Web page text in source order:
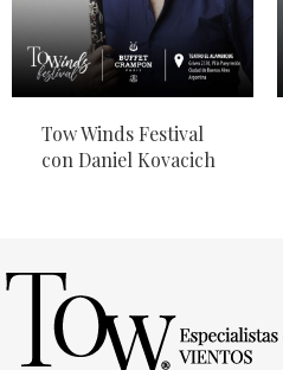
Tow Winds Festival
con Daniel Kovacich